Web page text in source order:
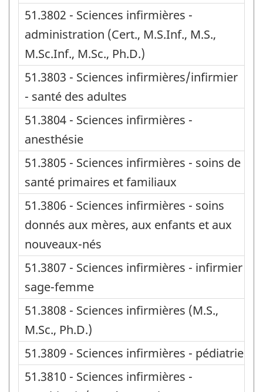
51.3802 - Sciences infirmières -
administration (Cert., M.S.Inf., M.S.,
M.Sc.Inf., M.Sc., Ph.D.)
51.3803 - Sciences infirmières/infirmier
- santé des adultes
51.3804 - Sciences infirmières -
anesthésie
51.3805 - Sciences infirmières - soins de
santé primaires et familiaux
51.3806 - Sciences infirmières - soins
donnés aux mères, aux enfants et aux
nouveaux-nés
51.3807 - Sciences infirmières - infirmier
sage-femme
51.3808 - Sciences infirmières (M.S.,
M.Sc., Ph.D.)
51.3809 - Sciences infirmières - pédiatrie
51.3810 - Sciences infirmières -